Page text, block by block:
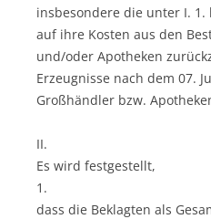
insbesondere die unter I. 1.
auf ihre Kosten aus den
und/oder Apotheken
Erzeugnisse nach dem 07.
Großhändler bzw.
II.
Es wird festgestellt,
1.
dass die Beklagten als